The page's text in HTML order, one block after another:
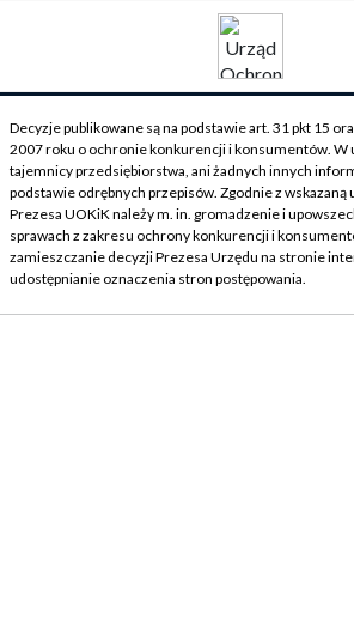
Decyzje publikowane są na podstawie art. 31 pkt 15
2007 roku o ochronie konkurencji i konsumentów. W
tajemnicy przedsiębiorstwa, ani żadnych innych
podstawie odrębnych przepisów. Zgodnie z wskazaną
Prezesa UOKiK należy m. in. gromadzenie i
sprawach z zakresu ochrony konkurencji i
zamieszczanie decyzji Prezesa Urzędu na stronie
udostępnianie oznaczenia stron postępowania.